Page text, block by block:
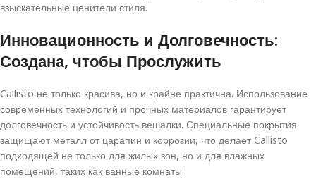
взыскательные ценители стиля.
Инновационность и Долговечность:
Создана, чтобы Прослужить
Callisto не только красива, но и крайне практична. Использование
современных технологий и прочных материалов гарантирует
долговечность и устойчивость вешалки. Специальные покрытия
защищают металл от царапин и коррозии, что делает Callisto
подходящей не только для жилых зон, но и для влажных
помещений, таких как ванные комнаты.